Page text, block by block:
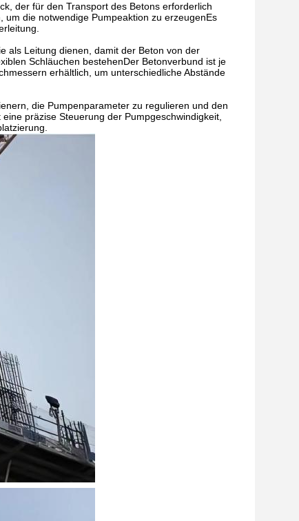
der für den Transport des Betons erforderlich
die notwendige Pumpeaktion zu erzeugenEs
als Leitung dienen, damit der Beton von der
Schläuchen bestehenDer Betonverbund ist je
erhältlich, um unterschiedliche Abstände
die Pumpenparameter zu regulieren und den
präzise Steuerung der Pumpgeschwindigkeit,